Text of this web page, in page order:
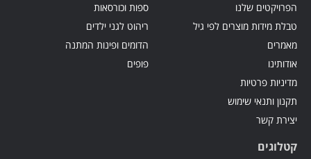
הפרויקטים שלנו
טבלת מידות מוצרים לפי גיל
מאמרים
אודותינו
מדיניות פרטיות
תקנון ותנאי שימוש
יצירת קשר
ספות וכורסאות
ריהוט לגני ילדים
הדומים ופינות המתנה
פופים
קטלוגים